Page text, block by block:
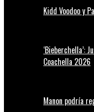
Kidd Voodoo y
‘Bieberchella’:
Coachella 2026
Manon podría